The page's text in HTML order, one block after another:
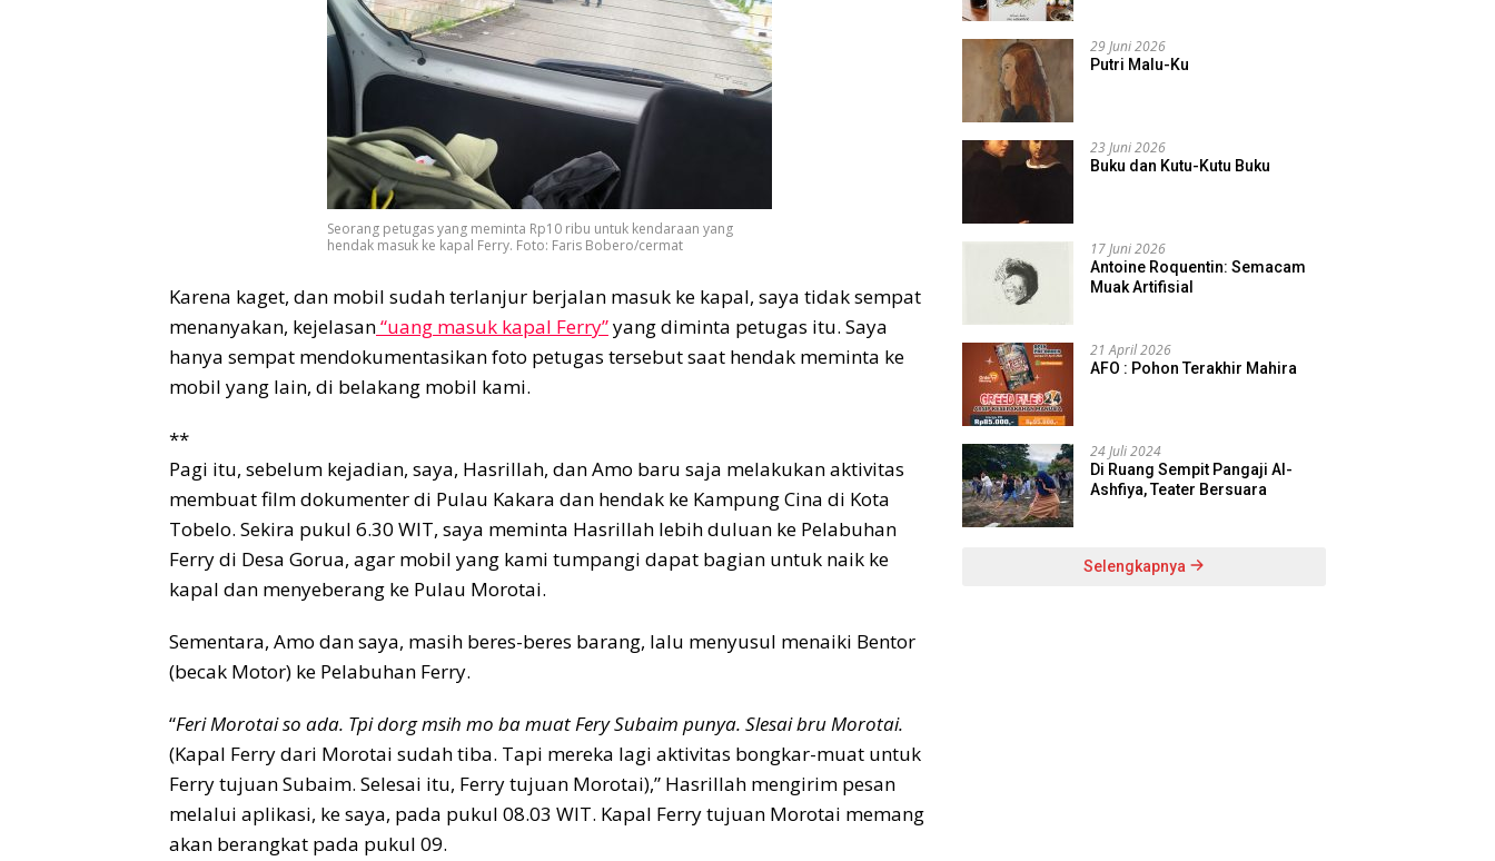
Seorang petugas yang meminta Rp10 ribu untuk kendaraan yang
hendak masuk ke kapal Ferry. Foto: Faris Bobero/cermat
Karena kaget, dan mobil sudah terlanjur berjalan masuk ke kapal, saya tidak sempat
menanyakan, kejelasan“uang masuk kapal Ferry”yang diminta petugas itu. Saya
hanya sempat mendokumentasikan foto petugas tersebut saat hendak meminta ke
mobil yang lain, di belakang mobil kami.
**
Pagi itu, sebelum kejadian, saya, Hasrillah, dan Amo baru saja melakukan aktivitas
membuat film dokumenter di Pulau Kakara dan hendak ke Kampung Cina di Kota
Tobelo. Sekira pukul 6.30 WIT, saya meminta Hasrillah lebih duluan ke Pelabuhan
Ferry di Desa Gorua, agar mobil yang kami tumpangi dapat bagian untuk naik ke
kapal dan menyeberang ke Pulau Morotai.
Sementara, Amo dan saya, masih beres-beres barang, lalu menyusul menaiki Bentor
(becak Motor) ke Pelabuhan Ferry.
“Feri Morotai so ada. Tpi dorg msih mo ba muat Fery Subaim punya. Slesai bru Morotai.
(Kapal Ferry dari Morotai sudah tiba. Tapi mereka lagi aktivitas bongkar-muat untuk
Ferry tujuan Subaim. Selesai itu, Ferry tujuan Morotai),” Hasrillah mengirim pesan
melalui aplikasi, ke saya, pada pukul 08.03 WIT. Kapal Ferry tujuan Morotai memang
akan berangkat pada pukul 09.
29 Juni 2026
Putri Malu-Ku
23 Juni 2026
Buku dan Kutu-Kutu Buku
17 Juni 2026
Antoine Roquentin: Semacam
Muak Artifisial
21 April 2026
AFO : Pohon Terakhir Mahira
24 Juli 2024
Di Ruang Sempit Pangaji Al-
Ashfiya, Teater Bersuara
Selengkapnya